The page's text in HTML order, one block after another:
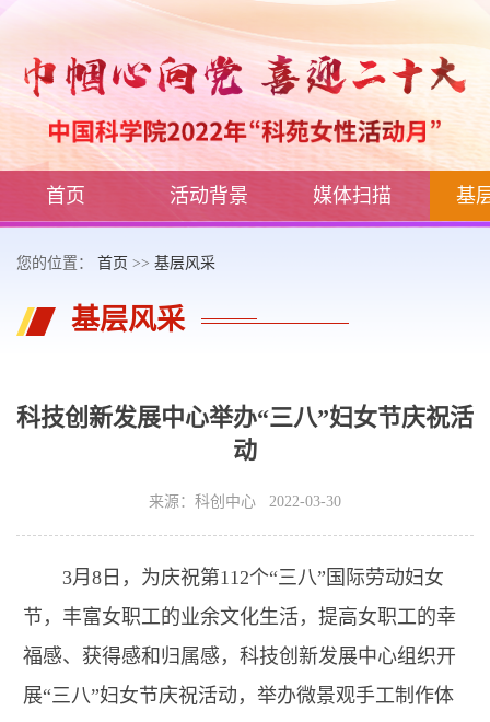
首页 活动背景 媒体扫描 基
您的位置： 首页 >> 基层风采
基层风采
科技创新发展中心举办“三八”妇女节庆祝活
动
来源：科创中心 2022-03-30
3月8日，为庆祝第112个“三八”国际劳动妇女
节，丰富女职工的业余文化生活，提高女职工的幸
福感、获得感和归属感，科技创新发展中心组织开
展“三八”妇女节庆祝活动，举办微景观手工制作体